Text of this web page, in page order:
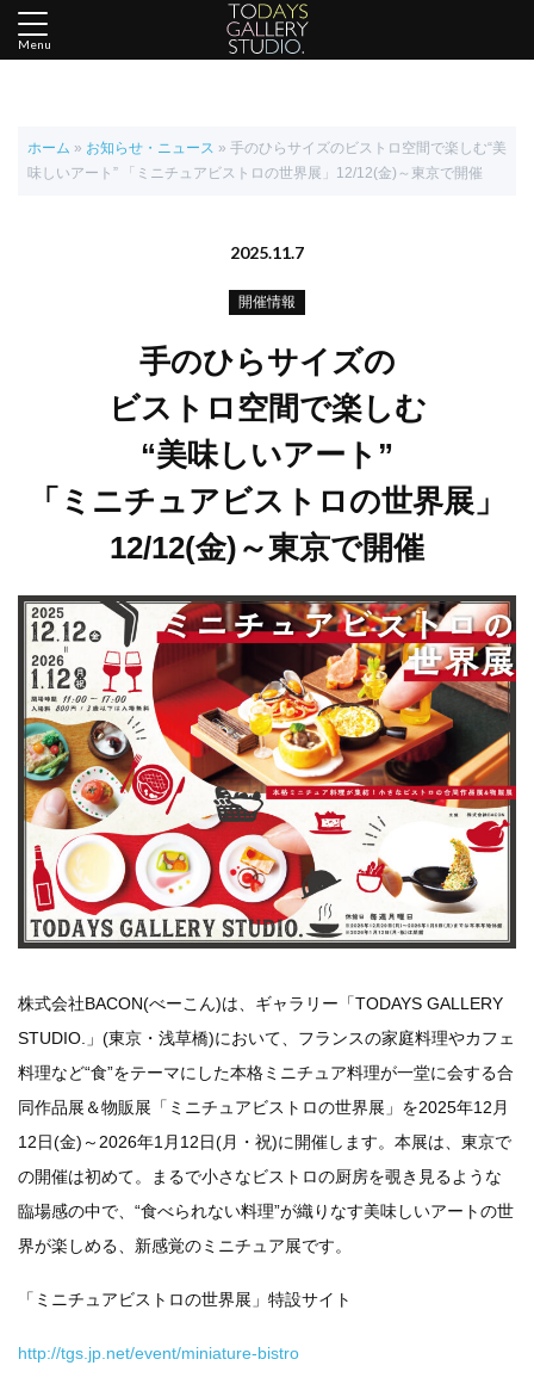
Menu
ホーム » お知らせ・ニュース » 手のひらサイズのビストロ空間で楽しむ“美
味しいアート” 「ミニチュアビストロの世界展」12/12(金)～東京で開催
2025.11.7
開催情報
手のひらサイズの
ビストロ空間で楽しむ
“美味しいアート”
「ミニチュアビストロの世界展」
12/12(金)～東京で開催
株式会社BACON(べーこん)は、ギャラリー「TODAYS GALLERY
STUDIO. 」 (東京・浅草橋)において、フランスの家庭料理やカフェ
料理など“食”をテーマにした本格ミニチュア料理が一堂に会する合
同作品展＆物販展「ミニチュアビストロの世界展」を2025年12 月
12日(金) ～ 2026年1 月 12日(月・祝)に開催します。本展は、東京で
の開催は初めて。まるで小さなビストロの厨房を覗き見るような
臨場感の中で、 “食べられない料理”が織りなす美味しいアートの世
界が楽しめる、新感覚のミニチュア展です。
「 ミニチュアビストロの世界展 」 特設サイト
http://tgs.jp.net/event/miniature-bistro